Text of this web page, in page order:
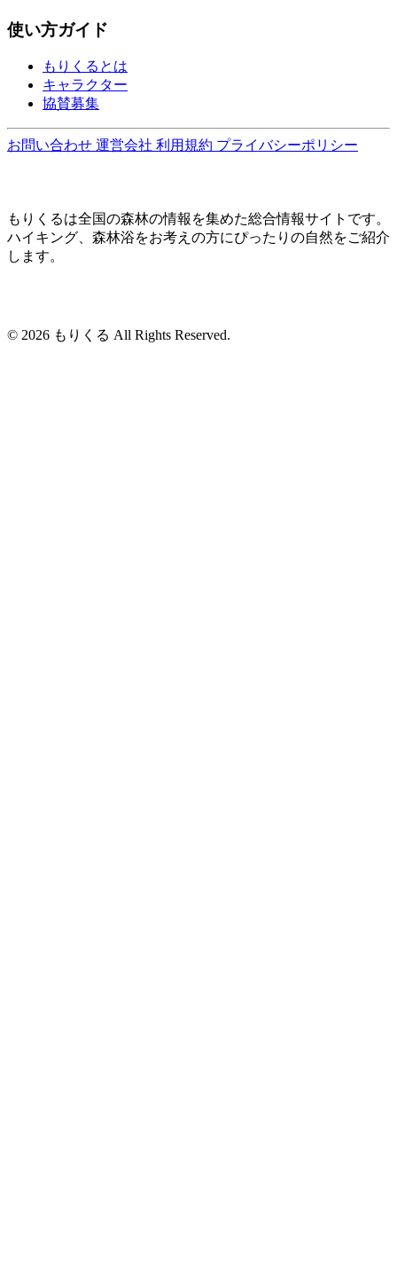
使い方ガイド
もりくるとは
キャラクター
協賛募集
お問い合わせ 運営会社 利用規約 プライバシーポリシー
もりくるは全国の森林の情報を集めた総合情報サイトです。
ハイキング、森林浴をお考えの方にぴったりの自然をご紹介
します。
© 2026 もりくる All Rights Reserved.